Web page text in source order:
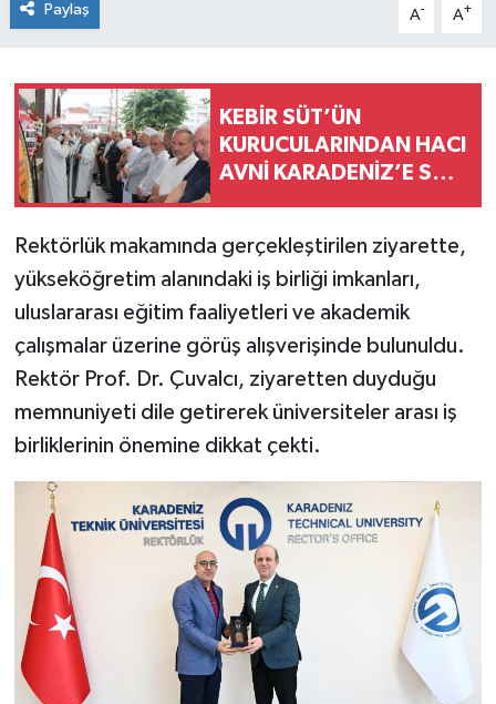
Paylaş A- A+
KEBİR SÜT’ÜN
KURUCULARINDAN HACI
AVNİ KARADENİZ’E SON
Rektörlük makamında gerçekleştirilen ziyarette,
yükseköğretim alanındaki iş birliği imkanları,
uluslararası eğitim faaliyetleri ve akademik
çalışmalar üzerine görüş alışverişinde bulunuldu.
Rektör Prof. Dr. Çuvalcı, ziyaretten duyduğu
memnuniyeti dile getirerek üniversiteler arası iş
birliklerinin önemine dikkat çekti.